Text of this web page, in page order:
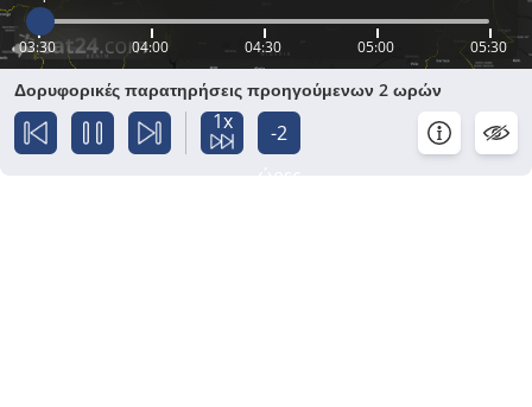
03:30 04:00 04:30 05:00 05:30
Δορυφορικές παρατηρήσεις προηγούμενων 2 ωρών
1x
-2